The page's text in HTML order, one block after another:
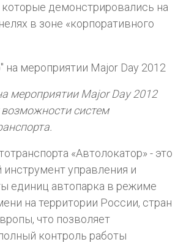
которые демонстрировались на
в зоне «корпоративного
мероприятии Major Day 2012
систем
«Автолокатор» - это
управления и
единиц автопарка в режиме
на территории России, стран
что позволяет
контроль работы